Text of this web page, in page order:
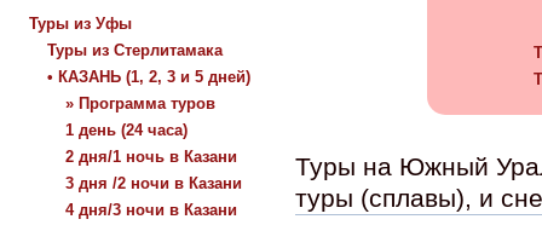
Туры из Уфы
Туры из Стерлитамака
• КАЗАНЬ (1, 2, 3 и 5 дней)
» Программа туров
1 день (24 часа)
2 дня/1 ночь в Казани
3 дня /2 ночи в Казани
4 дня/3 ночи в Казани
Туры на Южный
туры (сплавы), и